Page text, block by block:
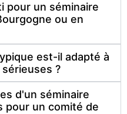
pour un séminaire
ou en
est-il adapté à
?
d'un séminaire
pour un comité de